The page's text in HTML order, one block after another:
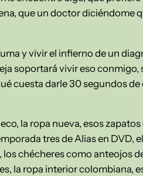
que un doctor diciéndome
y vivir el infierno de un
soportará vivir eso conmigo,
cuesta darle 30 segundos
la ropa nueva, esos
tres de Alias en DVD,
chécheres como anteojos
la ropa interior colombiana,